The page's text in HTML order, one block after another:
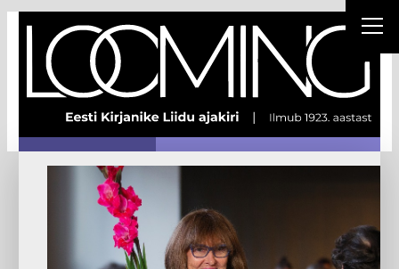
Liigu
juurde